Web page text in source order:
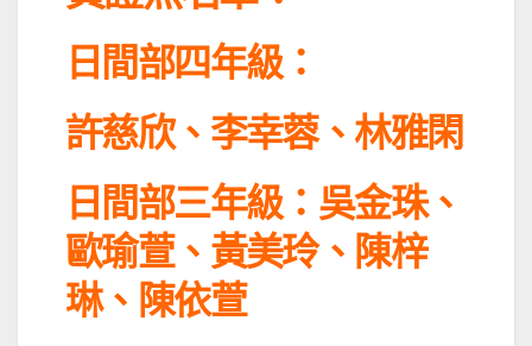
日間部四年級：
許慈欣、李幸蓉、林雅閑
日間部三年級： 吳金珠、
歐瑜萱、黃美玲、 陳梓
琳、陳依萱